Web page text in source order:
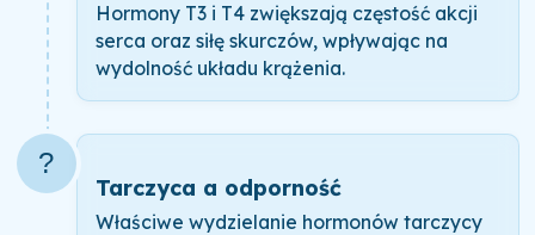
Hormony T3 i T4 zwiększają częstość akcji
serca oraz siłę skurczów, wpływając na
wydolność układu krążenia.
?️
Tarczyca a odporność
Właściwe wydzielanie hormonów tarczycy